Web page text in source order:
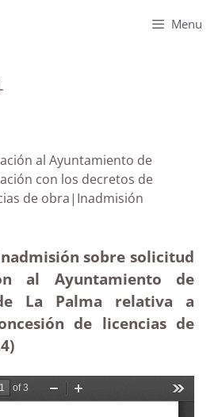
Menu
al Ayuntamiento de
con los decretos de
de obra|Inadmisión
sobre solicitud
al Ayuntamiento de
La Palma relativa a
de licencias de